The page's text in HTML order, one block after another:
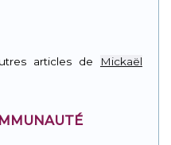
articles de
Mickaël